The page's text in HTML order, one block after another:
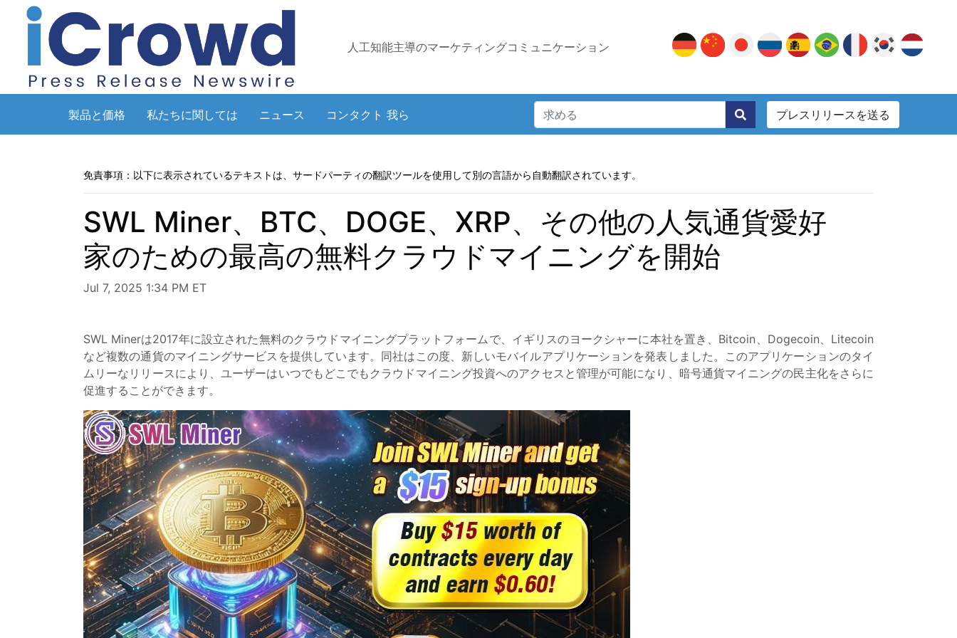
人工知能主導のマーケティングコミュニケーション
製品と価格 私たちに関しては ニュース コンタクト 我ら プレスリリースを送る
免責事項：以下に表示されているテキストは、サードパーティの翻訳ツールを使用して別の言語から自動翻訳されています。
SWL Miner、BTC、DOGE、XRP、その他の人気通貨愛好
家のための最高の無料クラウドマイニングを開始
Jul 7, 2025 1:34 PM ET
SWL Minerは2017年に設立された無料のクラウドマイニングプラットフォームで、イギリスのヨークシャーに本社を置き、Bitcoin、Dogecoin、Litecoin
など複数の通貨のマイニングサービスを提供しています。同社はこの度、新しいモバイルアプリケーションを発表しました。このアプリケーションのタイ
ムリーなリリースにより、ユーザーはいつでもどこでもクラウドマイニング投資へのアクセスと管理が可能になり、暗号通貨マイニングの民主化をさらに
促進することができます。